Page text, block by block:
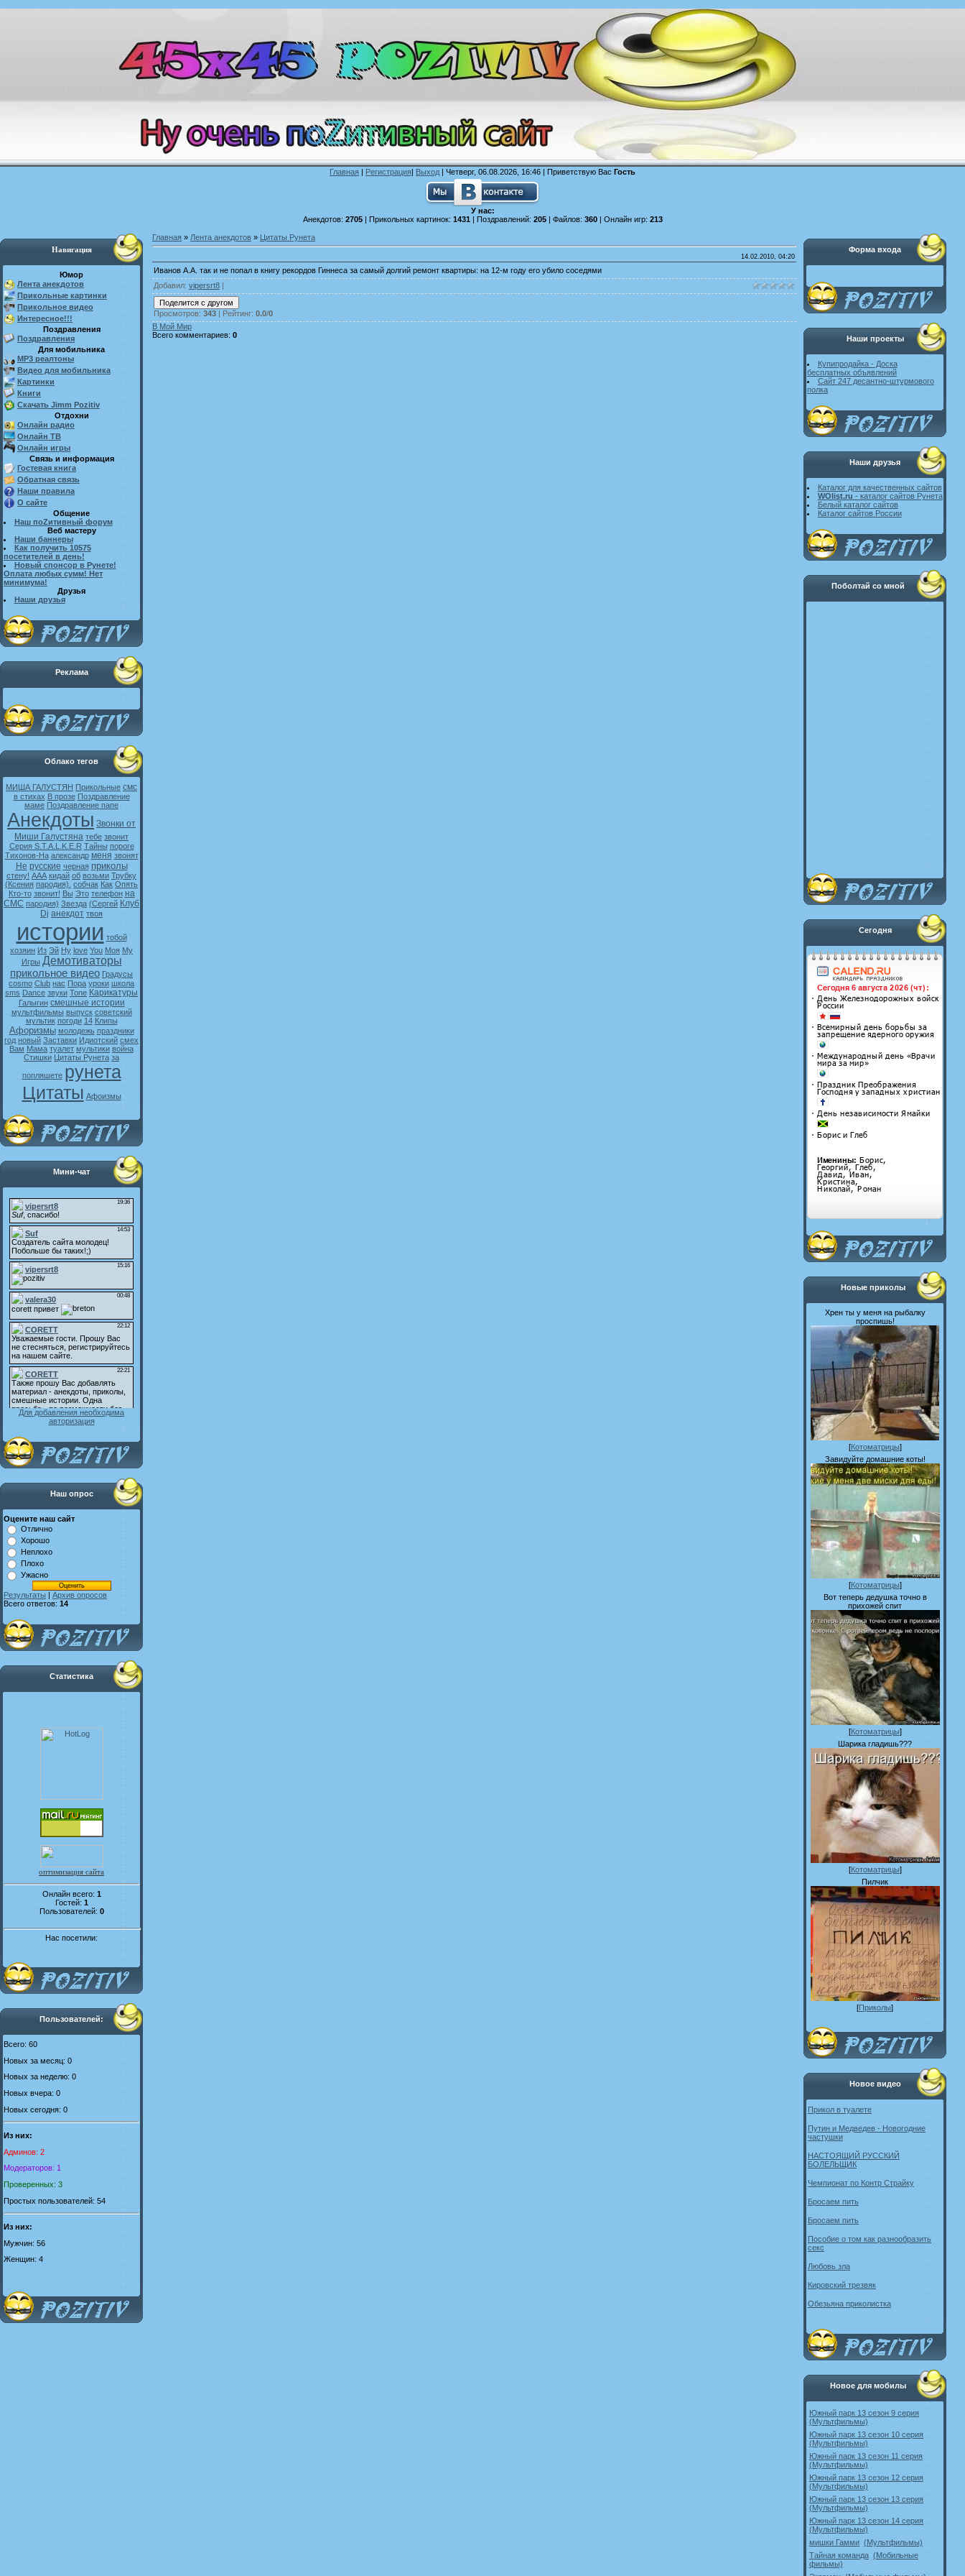
Главная | Регистрация| Выход | Четверг, 06.08.2026, 16:46 | Приветствую Вас Гость
У нас:
Анекдотов: 2705| Прикольных картинок: 1431| Поздравлений: 205| Файлов: 360| Онлайн игр: 213
Навигация
Юмор
Лента анекдотов
Прикольные картинки
Прикольное видео
Интересное!!!
Поздравления
Поздравления
Для мобильника
MP3 реалтоны
Видео для мобильника
Картинки
Книги
Скачать Jimm Pozitiv
Отдохни
Онлайн радио
Онлайн ТВ
Онлайн игры
Связь и информация
Гостевая книга
Обратная связь
Наши правила
О сайте
Общение
Наш поZитивный форум
Веб мастеру
Наши баннеры
Как получить 10575
посетителей в день!
Новый спонсор в Рунете!
Оплата любых сумм! Нет
минимума!
Друзья
Наши друзья
Реклама
Облако тегов
МИША ГАЛУСТЯН Прикольные смс
в стихах В прозе Поздравление
маме Поздравление папе
Анекдоты Звонки от
Миши Галустяна тебе звонит
Серия S.T.A.L.K.E.R Тайны пороге
Тихонов-На александр меня звонят
Не русские черная приколы
стену! ААА кидай об возьми Трубку
(Ксения пародия). собчак Как Опять
Кто-то звонит! Вы Это телефон на
СМС пародия) Звезда (Сергей Клуб
Dj анекдот твоя
истории тобой
хозяин Из Эй Ну love You Моя My
Игры Демотиваторы
прикольное видео Градусы
cosmo Club нас Пора уроки школа
sms Dance звуки Tone Карикатуры
Галыгин смешные истории
мультфильмы выпуск советский
мультик погоди 14 Клипы
Афоризмы молодежь праздники
год новый Заставки Идиотский смех
Вам Мама туалет мультики война
Стишки Цитаты Рунета за
попляшете рунета
Цитаты Афоизмы
Мини-чат
Для добавления необходима
авторизация
Наш опрос
Оцените наш сайт
Отлично
Хорошо
Неплохо
Плохо
Ужасно
Результаты | Архив опросов
Всего ответов: 14
Статистика
оптимизация сайта
Онлайн всего: 1
Гостей: 1
Пользователей: 0
Нас посетили:
Пользователей:
Всего: 60
Новых за месяц: 0
Новых за неделю: 0
Новых вчера: 0
Новых сегодня: 0
Из них:
Админов: 2
Модераторов: 1
Проверенных: 3
Простых пользователей: 54
Из них:
Мужчин: 56
Женщин: 4
Главная » Лента анекдотов » Цитаты Рунета
14.02.2010, 04:20
Иванов А.А. так и не попал в книгу рекордов Гиннеса за самый долгий ремонт квартиры: на 12-м году его убило соседями
Добавил: vipersrt8 |
Просмотров: 343 | Рейтинг: 0.0/0
В Мой Мир
Всего комментариев: 0
Форма входа
Наши проекты
Купипродайка - Доска
бесплатных объявлений
Сайт 247 десантно-штурмового
полка
Наши друзья
Каталог для качественных сайтов
WOlist.ru - каталог сайтов Рунета
Белый каталог сайтов
Каталог сайтов России
Поболтай со мной
Сегодня
Новые приколы
Хрен ты у меня на рыбалку
проспишь!
[Котоматрицы]
Завидуйте домашние коты!
[Котоматрицы]
Вот теперь дедушка точно в
прихожей спит
[Котоматрицы]
Шарика гладишь???
[Котоматрицы]
Пилчик
[Приколы]
Новое видео
Прикол в туалете
Путин и Медведев - Новогодние
частушки
НАСТОЯЩИЙ РУССКИЙ
БОЛЕЛЬЩИК
Чемпионат по Контр Страйку
Бросаем пить
Бросаем пить
Пособие о том как разнообразить
секс
Любовь зла
Кировский трезвяк
Обезьяна приколистка
Новое для мобилы
Южный парк 13 сезон 9 серия
(Мультфильмы)
Южный парк 13 сезон 10 серия
(Мультфильмы)
Южный парк 13 сезон 11 серия
(Мультфильмы)
Южный парк 13 сезон 12 серия
(Мультфильмы)
Южный парк 13 сезон 13 серия
(Мультфильмы)
Южный парк 13 сезон 14 серия
(Мультфильмы)
мишки Гамми (Мультфильмы)
Тайная команда (Мобильные
фильмы)